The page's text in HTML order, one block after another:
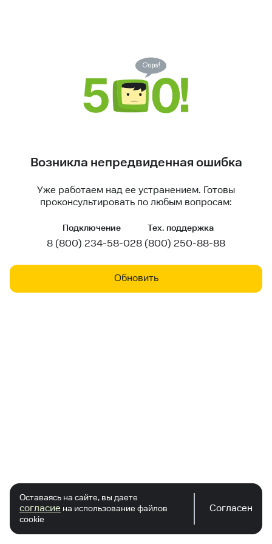
Возникла непредвиденная ошибка
Уже работаем над ее устранением. Готовы
проконсультировать по любым вопросам:
Подключение
8 (800) 234-58-02
Тех. поддержка
8 (800) 250-88-88
Обновить
Оставаясь на сайте, вы даете
согласие на использование файлов
cookie
Согласен